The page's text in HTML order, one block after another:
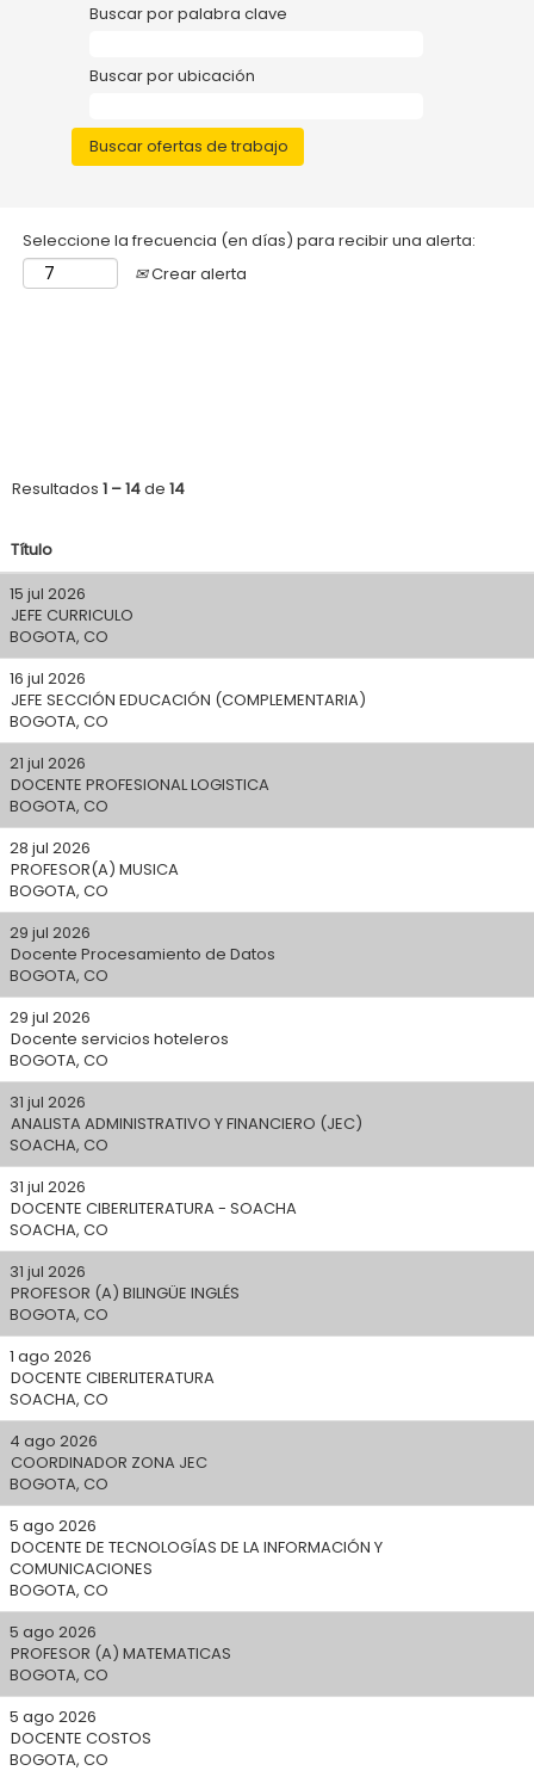
Buscar por palabra clave
Buscar por ubicación
Seleccione la frecuencia (en días) para recibir una alerta:
Crear alerta
Resultados 1 – 14de 14
Título
15 jul 2026
JEFE CURRICULO
BOGOTA, CO
16 jul 2026
JEFE SECCIÓN EDUCACIÓN (COMPLEMENTARIA)
BOGOTA, CO
21 jul 2026
DOCENTE PROFESIONAL LOGISTICA
BOGOTA, CO
28 jul 2026
PROFESOR(A) MUSICA
BOGOTA, CO
29 jul 2026
Docente Procesamiento de Datos
BOGOTA, CO
29 jul 2026
Docente servicios hoteleros
BOGOTA, CO
31 jul 2026
ANALISTA ADMINISTRATIVO Y FINANCIERO (JEC)
SOACHA, CO
31 jul 2026
DOCENTE CIBERLITERATURA - SOACHA
SOACHA, CO
31 jul 2026
PROFESOR (A) BILINGÜE INGLÉS
BOGOTA, CO
1 ago 2026
DOCENTE CIBERLITERATURA
SOACHA, CO
4 ago 2026
COORDINADOR ZONA JEC
BOGOTA, CO
5 ago 2026
DOCENTE DE TECNOLOGÍAS DE LA INFORMACIÓN Y
COMUNICACIONES
BOGOTA, CO
5 ago 2026
PROFESOR (A) MATEMATICAS
BOGOTA, CO
5 ago 2026
DOCENTE COSTOS
BOGOTA, CO